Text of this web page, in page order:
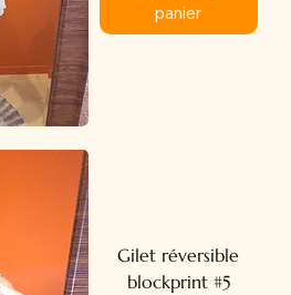
panier
Gilet réversible
blockprint #5